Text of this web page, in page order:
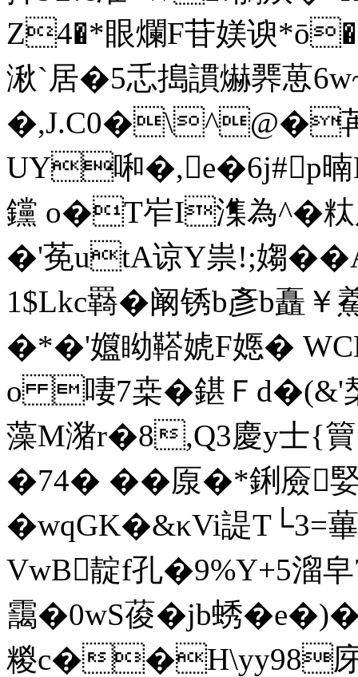
Z4�*眼爛F苷媄谀
湫`居�5忎搗謴爀臩葸
�,J.C0�\^@�苒
UY啝 �,e�6j#p暔
钂 o�T岝I潗為^�
�'莬utA谅Y祟!;媰
1$Lkc羇�阚锈b彥b矗
�*�'孂眑鞳婋F嫕�
o 啛7桒�鍖Ｆd�(&
藻M潴r�8,Q3慶y士{
�74� ��厡�*鋓厱婜
�wqGK�&κVi諟T└3=
VwB靛f孔�9%Y+5溜
靄�0wS葰�jb蜏
糉c��H\yy98